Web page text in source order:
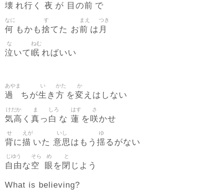
壊 れ行 く 夜 が 目 の前 で
何
なに
もかも捨
す
てた お前
まえ
は 月
つき
泣
な
いて眠
ねむ
ればいい
過
あやま
ちが生
い
き 方
かた
を変
か
えはしない
気高
けだか
く 真
ま
っ 白
しろ
な 蓮
はす
を咲
さ
かせ
背
せ
に描
えが
いた 意思
いし
はもう 揺
ゆ
るがない
自由
じゆう
な空
そら
眼
め
を 閉
と
じよう
What is believing?